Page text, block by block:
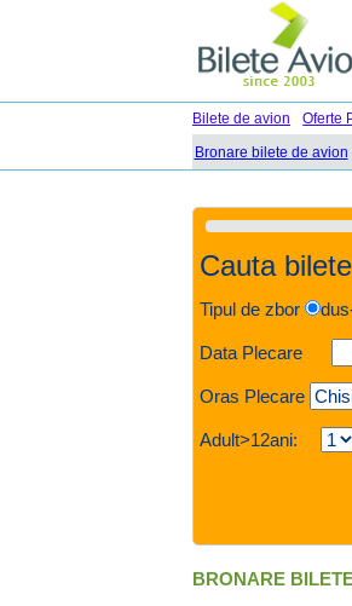
Bilete de avion
Oferte
Bronare bilete de avion
Cauta
Tipul de zbor
Data Plecare
Oras Plecare
Adult>12ani:
BRONARE